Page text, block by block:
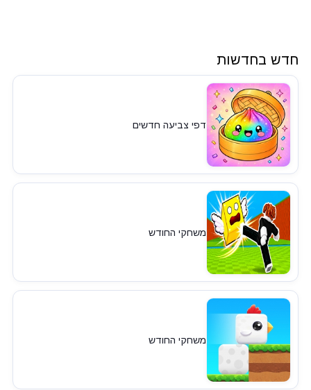
חדש בחדשות
דפי צביעה חדשים
משחקי החודש
משחקי החודש